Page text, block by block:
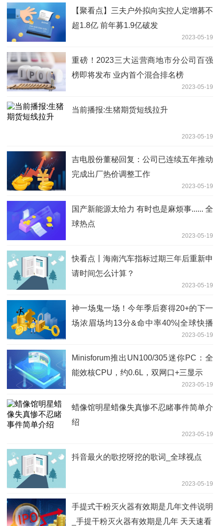
【聚看点】三夫户外拟向实控人定增募不
超1.8亿 前年募1.9亿破发
2023-05-19
重磅！2023三大运营商地市分公司百强
榜即将发布 业内首个混合排名榜
2023-05-19
当前播报:生猪期货短线拉升
2023-05-19
吉电股份董秘回复：公司已连续五年推动
完成出厂热价调整工作
2023-05-19
国产新能源太给力 有时也是麻烦事...... 全
球热点
2023-05-19
快看点丨海南汽车指标过期三年后重新申
请时间怎么计算？
2023-05-19
神一场鬼一场！今年季后赛得20+的下一
场浓眉场均13分&命中率40%|全球快播
2023-05-19
Minisforum推出UN100/305迷你PC：全
能效核CPU，约0.6L，双网口+三显示
2023-05-19
蜡像馆明星蜡像失真惨不忍睹事件简单介
绍
2023-05-19
抖音最火的歌挖呀挖的歌词_全球视点
2023-05-19
手提式干粉灭火器有效期是几年文件说明
_手提干粉灭火器有效期是几年 天天速看